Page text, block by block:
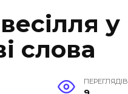
у
слова
ПЕРЕГЛЯДІВ